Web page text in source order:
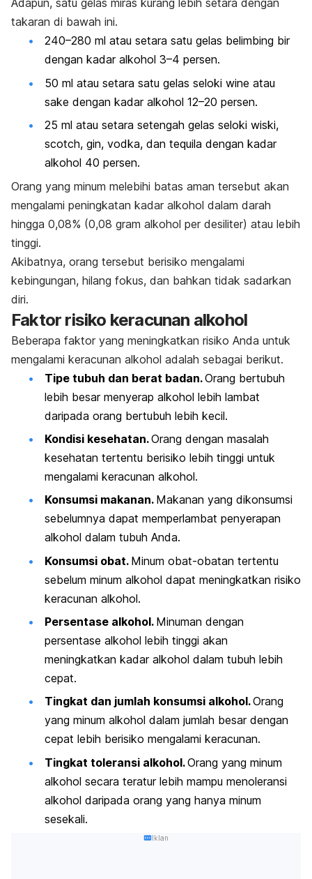
Adapun, satu gelas miras kurang lebih setara dengan
takaran di bawah ini.
240–280 ml atau setara satu gelas belimbing bir
dengan kadar alkohol 3–4 persen.
50 ml atau setara satu gelas seloki wine atau
sake dengan kadar alkohol 12–20 persen.
25 ml atau setara setengah gelas seloki wiski,
scotch, gin, vodka, dan tequila dengan kadar
alkohol 40 persen.
Orang yang minum melebihi batas aman tersebut akan
mengalami peningkatan kadar alkohol dalam darah
hingga 0,08% (0,08 gram alkohol per desiliter) atau lebih
tinggi.
Akibatnya, orang tersebut berisiko mengalami
kebingungan, hilang fokus, dan bahkan tidak sadarkan
diri.
Faktor risiko keracunan alkohol
Beberapa faktor yang meningkatkan risiko Anda untuk
mengalami keracunan alkohol adalah sebagai berikut.
Tipe tubuh dan berat badan.Orang bertubuh
lebih besar menyerap alkohol lebih lambat
daripada orang bertubuh lebih kecil.
Kondisi kesehatan.Orang dengan masalah
kesehatan tertentu berisiko lebih tinggi untuk
mengalami keracunan alkohol.
Konsumsi makanan. Makanan yang dikonsumsi
sebelumnya dapat memperlambat penyerapan
alkohol dalam tubuh Anda.
Konsumsi obat. Minum obat-obatan tertentu
sebelum minum alkohol dapat meningkatkan risiko
keracunan alkohol.
Persentase alkohol. Minuman dengan
persentase alkohol lebih tinggi akan
meningkatkan kadar alkohol dalam tubuh lebih
cepat.
Tingkat dan jumlah konsumsi alkohol.Orang
yang minum alkohol dalam jumlah besar dengan
cepat lebih berisiko mengalami keracunan.
Tingkat toleransi alkohol.Orang yang minum
alkohol secara teratur lebih mampu menoleransi
alkohol daripada orang yang hanya minum
sesekali.
Iklan